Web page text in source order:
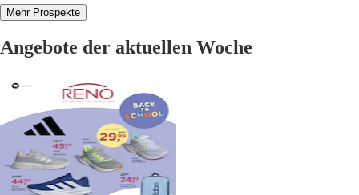
Mehr Prospekte
Angebote der aktuellen Woche